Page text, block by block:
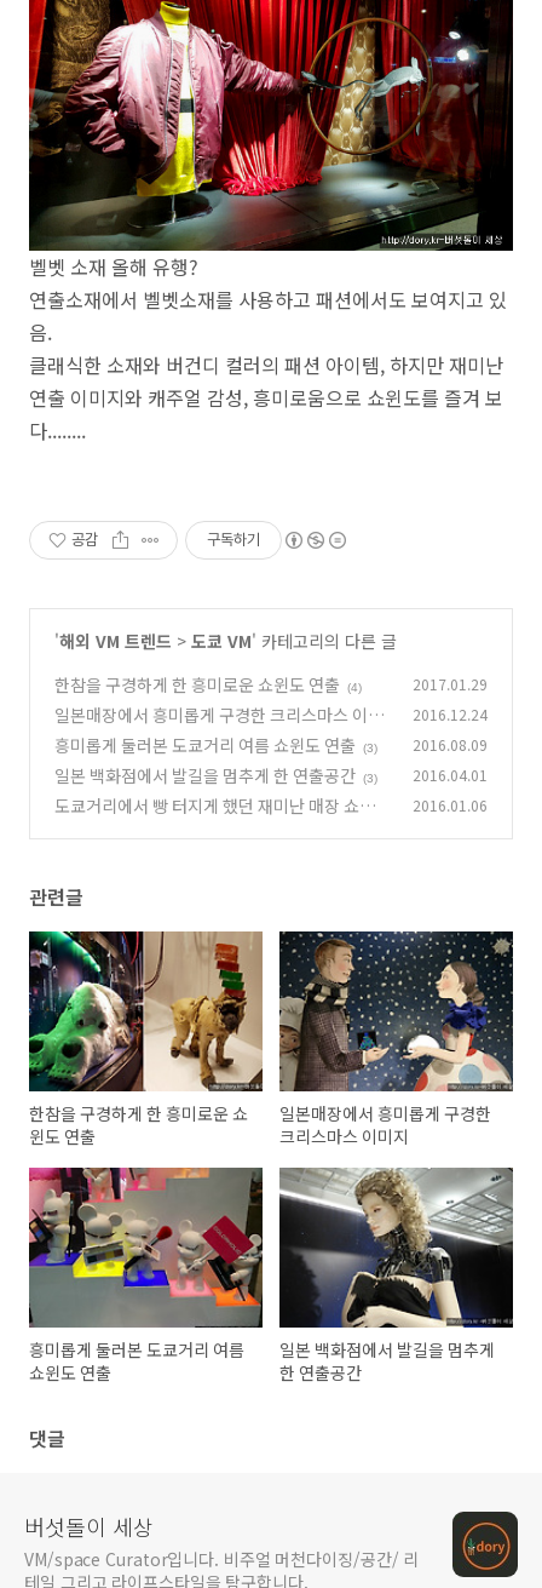
벨벳 소재 올해 유행?
연출소재에서 벨벳소재를 사용하고 패션에서도 보여지고 있
음.
클래식한 소재와 버건디 컬러의 패션 아이템, 하지만 재미난
연출 이미지와 캐주얼 감성, 흥미로움으로 쇼윈도를 즐겨 보
다........
공감 구독하기
'해외 VM 트렌드 > 도쿄 VM' 카테고리의 다른 글
한참을 구경하게 한 흥미로운 쇼윈도 연출
(4) 2017.01.29
일본매장에서 흥미롭게 구경한 크리스마스 이미
지
(2)
2016.12.24
흥미롭게 둘러본 도쿄거리 여름 쇼윈도 연출 (3) 2016.08.09
일본 백화점에서 발길을 멈추게 한 연출공간 (3) 2016.04.01
도쿄거리에서 빵 터지게 했던 재미난 매장 쇼윈도 2016.01.06
관련글
한참을 구경하게 한 흥미로운 쇼
윈도 연출
일본매장에서 흥미롭게 구경한
크리스마스 이미지
흥미롭게 둘러본 도쿄거리 여름
쇼윈도 연출
일본 백화점에서 발길을 멈추게
한 연출공간
댓글
버섯돌이 세상
VM/space Curator입니다. 비주얼 머천다이징/공간/ 리
테일 그리고 라이프스타일을 탐구합니다.